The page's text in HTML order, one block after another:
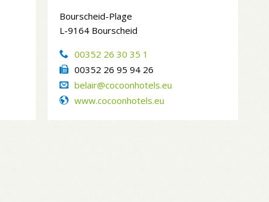
Bourscheid-Plage
L-9164 Bourscheid
00352 26 30 35 1
00352 26 95 94 26
belair@cocoonhotels.eu
www.cocoonhotels.eu